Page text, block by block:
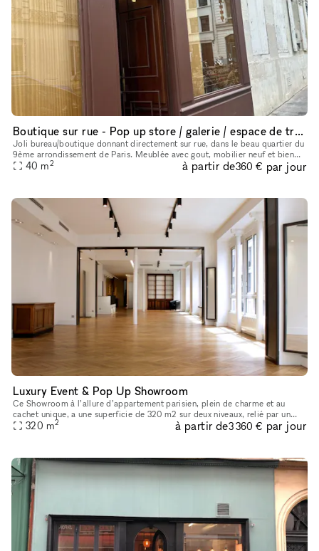
Boutique sur rue - Pop up store / galerie / espace de travail... dans super quartier !
Joli bureau/boutique donnant directement sur rue, dans le beau quartier du
9ème arrondissement de Paris. Meublée avec gout, mobilier neuf et bien
équipé. Un espace principale avec grande table de tra
40 m2 à partir de360 € par jour
Luxury Event & Pop Up Showroom
Ce Showroom à l’allure d’appartement parisien, plein de charme et au
cachet unique, a une superficie de 320 m2 sur deux niveaux, relié par un
escalier intérieur. Lumineux, tout en volume et open spac
320 m2 à partir de3 360 € par jour